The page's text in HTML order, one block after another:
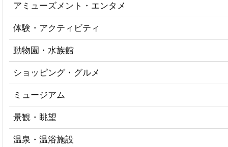
アミューズメント・エンタメ
体験・アクティビティ
動物園・水族館
ショッピング・グルメ
ミュージアム
景観・眺望
温泉・温浴施設